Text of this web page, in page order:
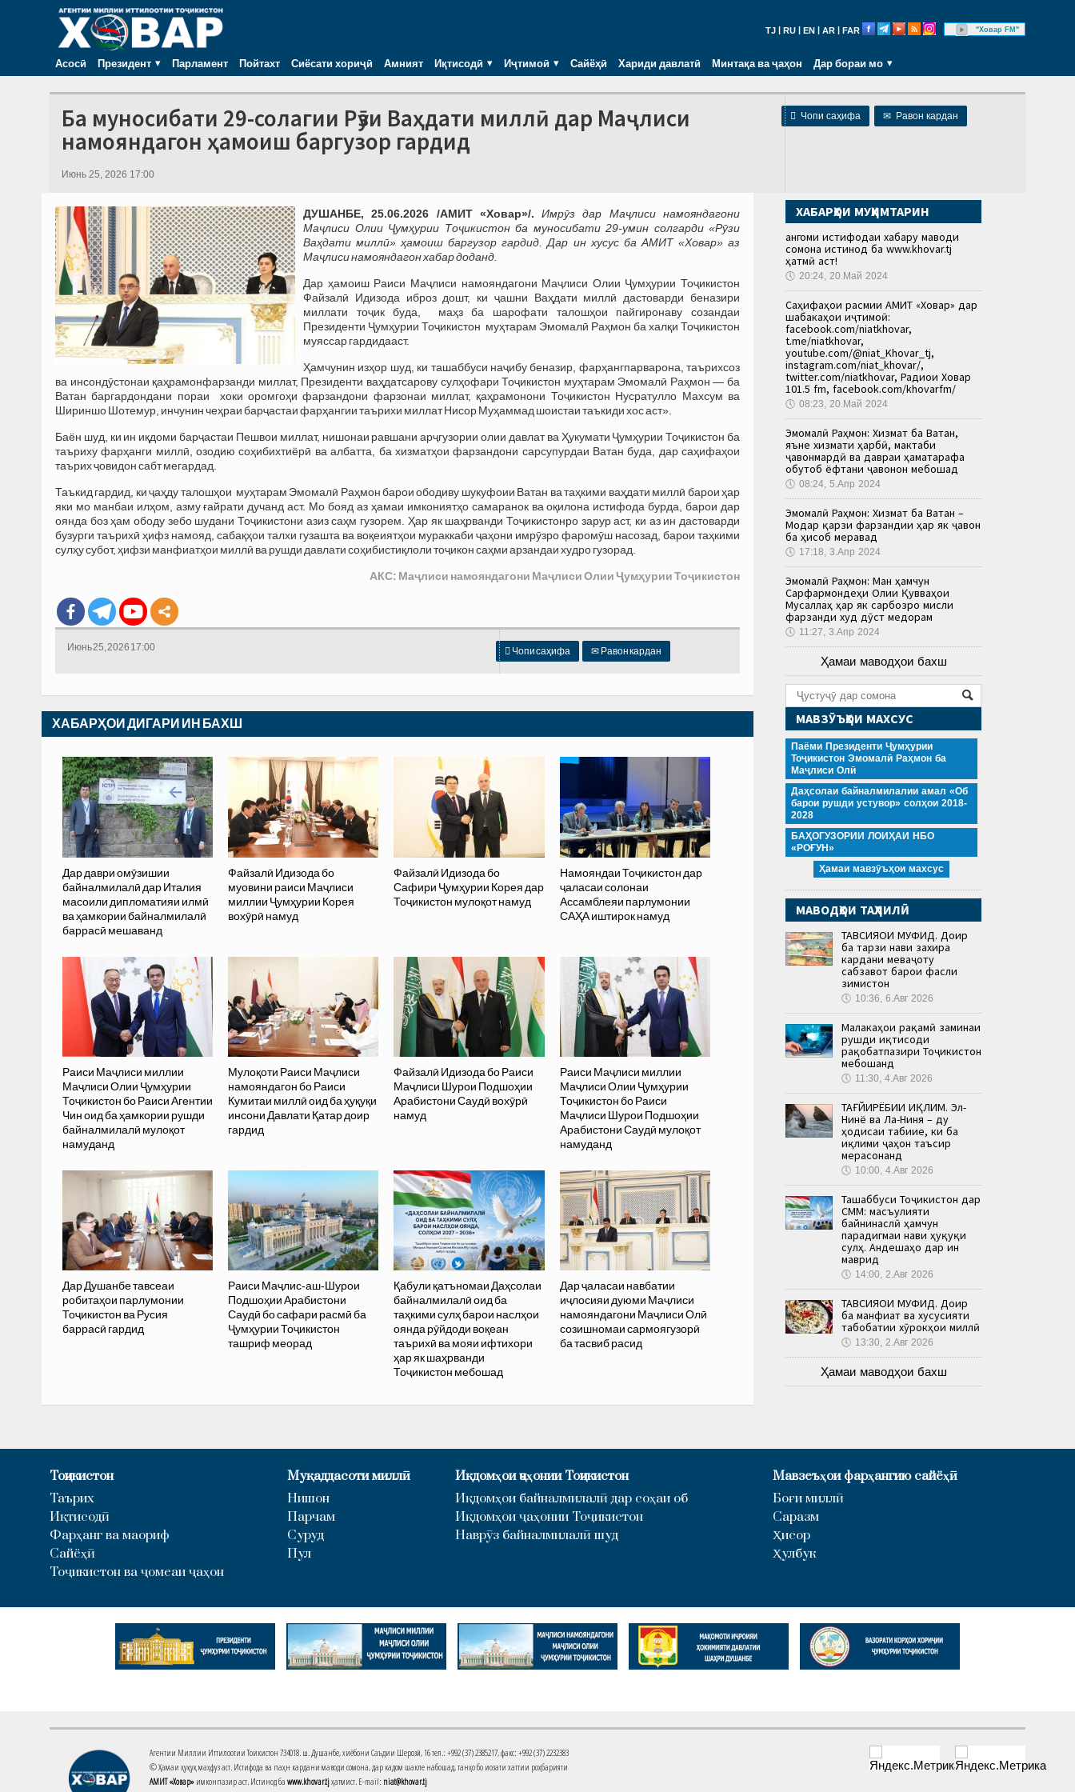
TJ RU EN AR FAR "Ховар FM"
Асосӣ Президент Парламент Пойтахт Сиёсати хориҷӣ Амният Иқтисодӣ Иҷтимоӣ Сайёҳӣ Хариди давлатӣ Минтақа ва ҷаҳон Дар бораи мо
 Чопи саҳифа ✉ Равон кардан
Ба муносибати 29-солагии Рӯзи Ваҳдати миллӣ дар Маҷлиси
намояндагон ҳамоиш баргузор гардид
Июнь 25, 2026 17:00
ДУШАНБЕ, 25.06.2026 /АМИТ «Ховар»/.
Имрӯз дар Маҷлиси намояндагони
Маҷлиси Олии Ҷумҳурии Тоҷикистон ба муносибати 29-умин солгарди «Рӯзи
Ваҳдати миллӣ» ҳамоиш баргузор гардид. Дар ин хусус ба АМИТ «Ховар» аз
Маҷлиси намояндагон хабар доданд.
Дар ҳамоиш Раиси Маҷлиси намояндагони Маҷлиси Олии Ҷумҳурии Тоҷикистон
Файзалӣ Идизода иброз дошт, ки ҷашни Ваҳдати миллӣ дастоварди беназири
миллати тоҷик буда, маҳз ба шарофати талошҳои пайгиронаву созандаи
Президенти Ҷумҳурии Тоҷикистон муҳтарам Эмомалӣ Раҳмон ба халқи Тоҷикистон
муяссар гардидааст.
Ҳамчунин изҳор шуд, ки ташаббуси наҷибу беназир, фарҳангпарварона, таърихсоз
ва инсондӯстонаи қаҳрамонфарзанди миллат, Президенти ваҳдатсарову сулҳофари Тоҷикистон муҳтарам Эмомалӣ Раҳмон — ба
Ватан баргардондани пораи хоки оромгоҳи фарзандони фарзонаи миллат, қаҳрамонони Тоҷикистон Нусратулло Махсум ва
Шириншо Шотемур, инчунин чеҳраи барҷастаи фарҳангии таърихи миллат Нисор Муҳаммад шоистаи таъкиди хос аст».
Баён шуд, ки ин иқдоми барҷастаи Пешвои миллат, нишонаи равшани арҷгузории олии давлат ва Ҳукумати Ҷумҳурии Тоҷикистон ба
таъриху фарҳанги миллӣ, озодию соҳибихтиёрӣ ва албатта, ба хизматҳои фарзандони сарсупурдаи Ватан буда, дар саҳифаҳои
таърих ҷовидон сабт мегардад.
Таъкид гардид, ки ҷаҳду талошҳои муҳтарам Эмомалӣ Раҳмон барои ободиву шукуфоии Ватан ва таҳкими ваҳдати миллӣ барои ҳар
яки мо манбаи илҳом, азму ғайрати дучанд аст. Мо бояд аз ҳамаи имкониятҳо самаранок ва оқилона истифода бурда, барои дар
оянда боз ҳам ободу зебо шудани Тоҷикистони азиз саҳм гузорем. Ҳар як шаҳрванди Тоҷикистонро зарур аст, ки аз ин дастоварди
бузурги таърихӣ ҳифз намояд, сабақҳои талхи гузашта ва воқеиятҳои мураккаби ҷаҳони имрӯзро фаромӯш насозад, барои таҳкими
сулҳу субот, ҳифзи манфиатҳои миллӣ ва рушди давлати соҳибистиқлоли тоҷикон саҳми арзандаи худро гузорад.
АКС: Маҷлиси намояндагони Маҷлиси Олии Ҷумҳурии Тоҷикистон
 Чопи саҳифа ✉ Равон кардан
Июнь 25, 2026 17:00
ХАБАРҲОИ ДИГАРИ ИН БАХШ
Дар даври омӯзишии
байналмилалӣ дар Италия
масоили дипломатияи илмӣ
ва ҳамкории байналмилалӣ
баррасӣ мешаванд
Файзалӣ Идизода бо
муовини раиси Маҷлиси
миллии Ҷумҳурии Корея
вохӯрӣ намуд
Файзалӣ Идизода бо
Сафири Ҷумҳурии Корея дар
Тоҷикистон мулоқот намуд
Намояндаи Тоҷикистон дар
ҷаласаи солонаи
Ассамблеяи парлумонии
САҲА иштирок намуд
Раиси Маҷлиси миллии
Маҷлиси Олии Ҷумҳурии
Тоҷикистон бо Раиси Агентии
Чин оид ба ҳамкории рушди
байналмилалӣ мулоқот
намуданд
Мулоқоти Раиси Маҷлиси
намояндагон бо Раиси
Кумитаи миллӣ оид ба ҳуқуқи
инсони Давлати Қатар доир
гардид
Файзалӣ Идизода бо Раиси
Маҷлиси Шурои Подшоҳии
Арабистони Саудӣ вохӯрӣ
намуд
Раиси Маҷлиси миллии
Маҷлиси Олии Ҷумҳурии
Тоҷикистон бо Раиси
Маҷлиси Шурои Подшоҳии
Арабистони Саудӣ мулоқот
намуданд
Дар Душанбе тавсеаи
робитаҳои парлумонии
Тоҷикистон ва Русия
баррасӣ гардид
Раиси Маҷлис-аш-Шурои
Подшоҳии Арабистони
Саудӣ бо сафари расмӣ ба
Ҷумҳурии Тоҷикистон
ташриф меорад
Қабули қатъномаи Даҳсолаи
байналмилалӣ оид ба
таҳкими сулҳ барои наслҳои
оянда рӯйдоди воқеан
таърихӣ ва мояи ифтихори
ҳар як шаҳрванди
Тоҷикистон мебошад
Дар ҷаласаи навбатии
иҷлосияи дуюми Маҷлиси
намояндагони Маҷлиси Олӣ
созишномаи сармоягузорӣ
ба тасвиб расид
ХАБАРҲОИ МУҲИМТАРИН
Ҳангоми истифодаи хабару маводи
сомона истинод ба www.khovar.tj
ҳатмӣ аст!
🕔 20:24, 20.Май 2024
Саҳифаҳои расмии АМИТ «Ховар» дар
шабакаҳои иҷтимоӣ:
facebook.com/niatkhovar,
t.me/niatkhovar,
youtube.com/@niat_Khovar_tj,
instagram.com/niat_khovar/,
twitter.com/niatkhovar, Радиои Ховар
101.5 fm, facebook.com/khovarfm/
🕔 08:23, 20.Май 2024
Эмомалӣ Раҳмон: Хизмат ба Ватан,
яъне хизмати ҳарбӣ, мактаби
ҷавонмардӣ ва давраи ҳаматарафа
обутоб ёфтани ҷавонон мебошад
🕔 08:24, 5.Апр 2024
Эмомалӣ Раҳмон: Хизмат ба Ватан –
Модар қарзи фарзандии ҳар як ҷавон
ба ҳисоб меравад
🕔 17:18, 3.Апр 2024
Эмомалӣ Раҳмон: Ман ҳамчун
Сарфармондеҳи Олии Қувваҳои
Мусаллаҳ ҳар як сарбозро мисли
фарзанди худ дӯст медорам
🕔 11:27, 3.Апр 2024
Ҳамаи маводҳои бахш
МАВЗӮЪҲОИ МАХСУС
Паёми Президенти Ҷумҳурии
Тоҷикистон Эмомалӣ Раҳмон ба
Маҷлиси Олӣ
Даҳсолаи байналмилалии амал «Об
барои рушди устувор» солҳои 2018-
2028
БАҲОГУЗОРИИ ЛОИҲАИ НБО
«РОҒУН»
Ҳамаи мавзӯъҳои махсус
МАВОДҲОИ ТАҲЛИЛӢ
ТАВСИЯҲОИ МУФИД. Доир
ба тарзи нави захира
кардани меваҷоту
сабзавот барои фасли
зимистон
🕔 10:36, 6.Авг 2026
Малакаҳои рақамӣ заминаи
рушди иқтисоди
рақобатпазири Тоҷикистон
мебошанд
🕔 11:30, 4.Авг 2026
ТАҒЙИРЁБИИ ИҚЛИМ. Эл-
Нинё ва Ла-Ниня – ду
ҳодисаи табиие, ки ба
иқлими ҷаҳон таъсир
мерасонанд
🕔 10:00, 4.Авг 2026
Ташаббуси Тоҷикистон дар
СММ: масъулияти
байнинаслӣ ҳамчун
парадигмаи нави ҳуқуқи
сулҳ. Андешаҳо дар ин
маврид
🕔 14:00, 2.Авг 2026
ТАВСИЯҲОИ МУФИД. Доир
ба манфиат ва хусусияти
табобатии хӯрокҳои миллӣ
🕔 13:30, 2.Авг 2026
Ҳамаи маводҳои бахш
Тоҷикистон
Таърих
Иқтисодӣ
Фарҳанг ва маориф
Сайёҳӣ
Тоҷикистон ва ҷомеаи ҷаҳон
Муқаддасоти миллӣ
Нишон
Парчам
Суруд
Пул
Иқдомҳои ҷаҳонии Тоҷикистон
Иқдомҳои байналмилалӣ дар соҳаи об
Иқдомҳои ҷаҳонии Тоҷикистон
Наврӯз байналмилалӣ шуд
Мавзеъҳои фарҳангию сайёҳӣ
Боғи миллӣ
Саразм
Ҳисор
Ҳулбук
Агентии Миллии Иттилоотии Тоҷикистон 734018. ш. Душанбе, хиёбони Саъдии Шерозӣ, 16 тел.: +992 (37) 2385217, факс: +992 (37) 2232383
© Ҳамаи ҳуқуқ маҳфуз аст. Истифода ва паҳн кардани маводи сомона, дар кадом шакле набошад, танҳо бо иҷозати хаттии роҳбарияти
АМИТ «Ховар» имконпазир аст. Истинод ба www.khovar.tjҳатмист. E-mail: niat@khovar.tj